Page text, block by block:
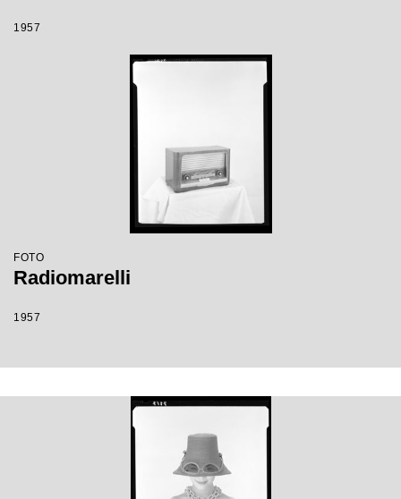
1957
FOTO
Radiomarelli
1957